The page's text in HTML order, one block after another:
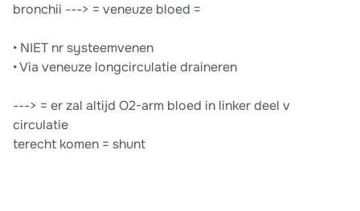
bronchii ---> = veneuze bloed =
• NIET nr systeemvenen
• Via veneuze longcirculatie draineren
---> = er zal altijd O2-arm bloed in linker deel v
circulatie
terecht komen = shunt